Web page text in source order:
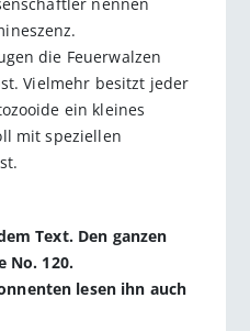
nennen
die Feuerwalzen
Vielmehr besitzt jeder
ein kleines
mit speziellen
Text. Den ganzen
No. 120.
lesen ihn auch